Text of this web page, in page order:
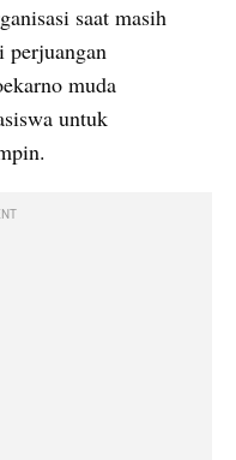
saat masih
perjuangan
muda
untuk